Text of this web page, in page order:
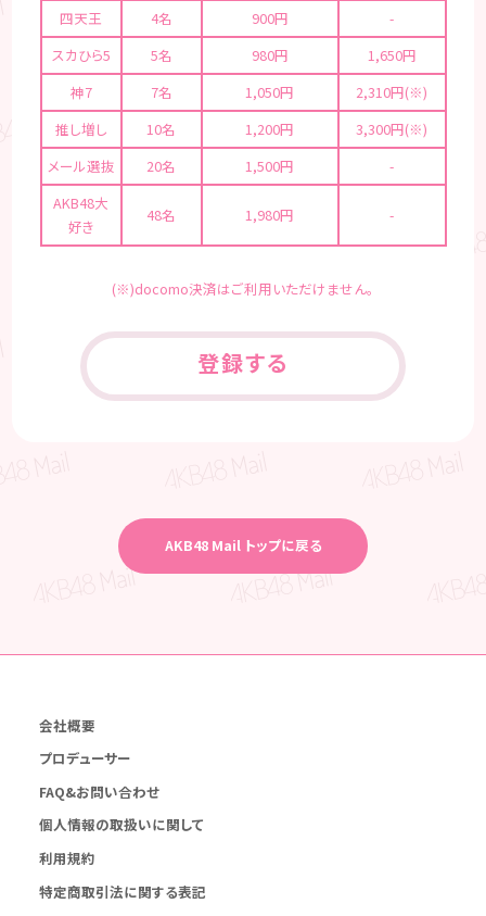
四天王
4名 900円
-
スカひら5
5名 980円
1,650円
神7
7名 1,050円
2,310円(※)
推し増し
10名 1,200円
3,300円(※)
メール選抜
20名 1,500円
-
AKB48大
好き
48名 1,980円 -
(※)docomo決済はご利用いただけません。
登録する
AKB48 Mail トップに戻る
会社概要
プロデューサー
FAQ&お問い合わせ
個人情報の取扱いに関して
利用規約
特定商取引法に関する表記